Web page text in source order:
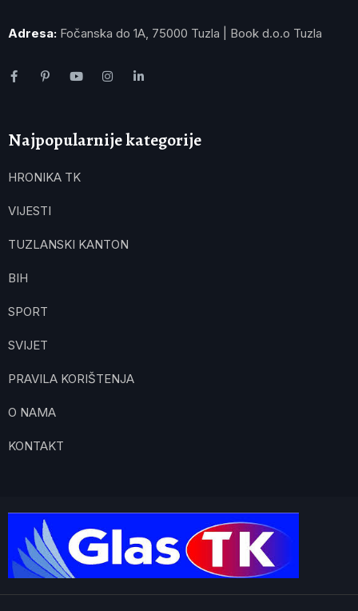
Adresa: Fočanska do 1A, 75000 Tuzla | Book d.o.o Tuzla
Najpopularnije kategorije
HRONIKA TK
VIJESTI
TUZLANSKI KANTON
BIH
SPORT
SVIJET
PRAVILA KORIŠTENJA
O NAMA
KONTAKT